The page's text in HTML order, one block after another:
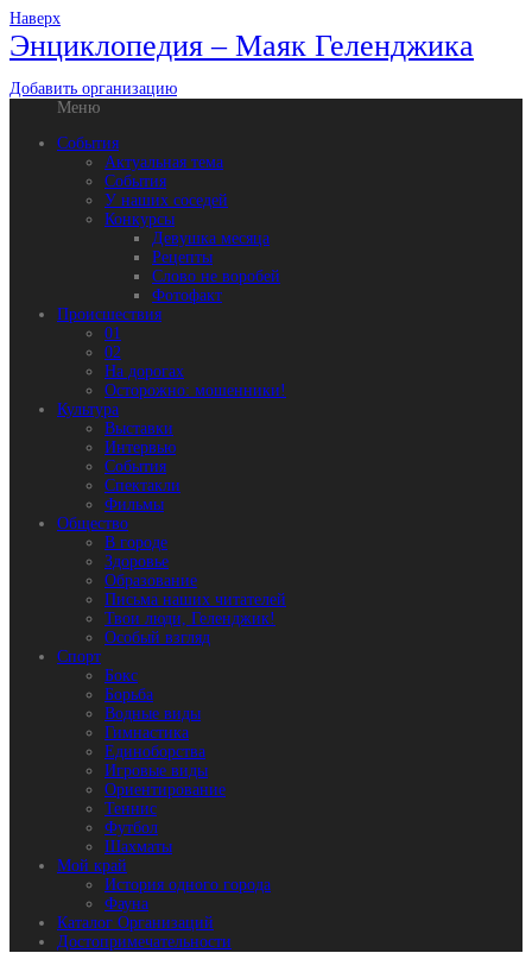
Наверх
Энциклопедия – Маяк Геленджика
Добавить организацию
Меню
События
Актуальная тема
События
У наших соседей
Конкурсы
Девушка месяца
Рецепты
Слово не воробей
Фотофакт
Происшествия
01
02
На дорогах
Осторожно: мошенники!
Культура
Выставки
Интервью
События
Спектакли
Фильмы
Общество
В городе
Здоровье
Образование
Письма наших читателей
Твои люди, Геленджик!
Особый взгляд
Спорт
Бокс
Борьба
Водные виды
Гимнастика
Единоборства
Игровые виды
Ориентирование
Теннис
Футбол
Шахматы
Мой край
История одного города
Фауна
Каталог Организаций
Достопримечательности